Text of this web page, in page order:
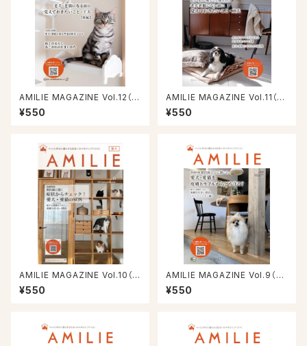
AMILIE MAGAZINE Vol.12（2
026/3/31号）
¥550
AMILIE MAGAZINE Vol.11（2
025/9/30号）
¥550
AMILIE MAGAZINE Vol.10（2
025/3/31号）
¥550
AMILIE MAGAZINE Vol.9（20
24/9/30号）
¥550